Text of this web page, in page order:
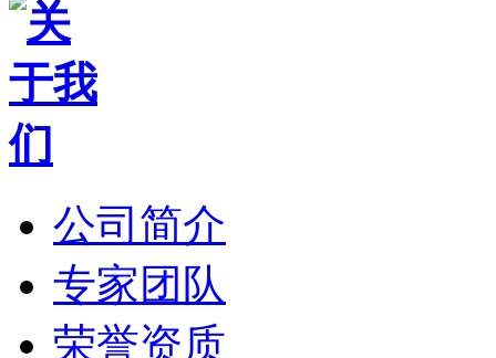
公司简介
专家团队
荣誉资质